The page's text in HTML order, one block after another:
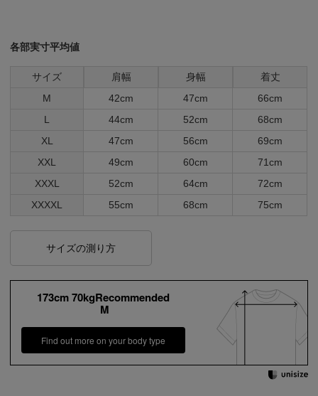
各部実寸平均値
サイズ 肩幅 身幅
着丈
M
42cm 47cm
66cm
L
44cm 52cm
68cm
XL
47cm 56cm
69cm
XXL
49cm 60cm
71cm
XXXL
52cm 64cm
72cm
XXXXL
55cm 68cm 75cm
サイズの測り方
173cm 70kgRecommended
M
Find out more on your body type